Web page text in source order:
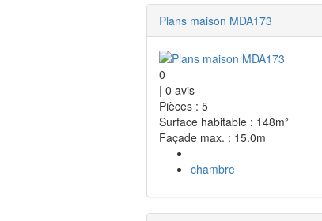
Plans maison MDA173
0
| 0 avis
Pièces : 5
Surface habitable : 148m²
Façade max. : 15.0m
chambre